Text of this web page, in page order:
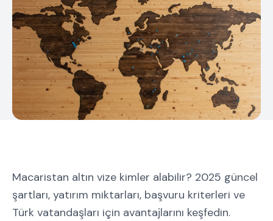
Macaristan altın vize kimler alabilir? 2025 güncel
şartları, yatırım miktarları, başvuru kriterleri ve
Türk vatandaşları için avantajlarını keşfedin.